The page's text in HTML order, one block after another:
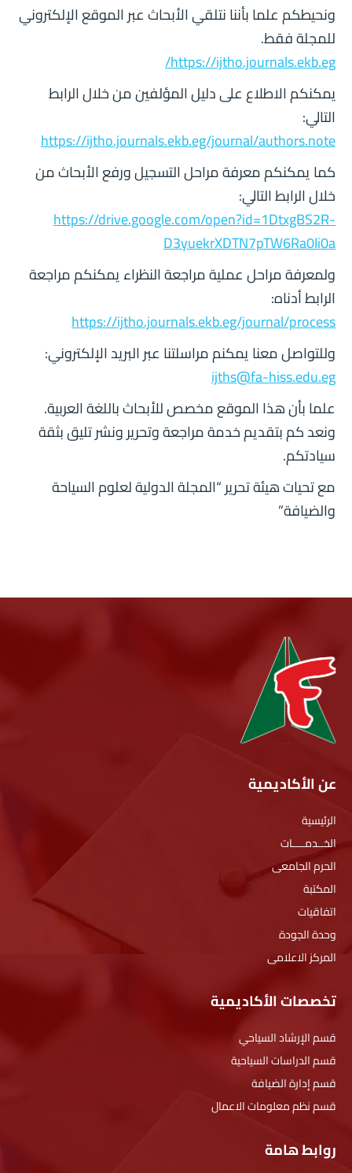
ونحيطكم علما بأننا نتلقي الأبحاث عبر الموقع الإلكتروني
للمجلة فقط.
https://ijtho.journals.ekb.eg/
يمكنكم الاطلاع على دليل المؤلفين من خلال الرابط
التالي:
https://ijtho.journals.ekb.eg/journal/authors.note
كما يمكنكم معرفة مراحل التسجيل ورفع الأبحاث من
خلال الرابط التالي:
https://drive.google.com/open?id=1DtxgBS2R-
D3yuekrXDTN7pTW6Ra0Ii0a
ولمعرفة مراحل عملية مراجعة النظراء يمكنكم مراجعة
الرابط أدناه:
https://ijtho.journals.ekb.eg/journal/process
وللتواصل معنا يمكنم مراسلتنا عبر البريد الإلكتروني:
ijths@fa-hiss.edu.eg
علما بأن هذا الموقع مخصص للأبحاث باللغة العربية.
ونعد كم بتقديم خدمة مراجعة وتحرير ونشر تليق بثقة
سيادتكم.
مع تحيات هيئة تحرير “المجلة الدولية لعلوم السياحة
والضيافة”
عن الأكاديمية
الرئيسية
الخــدمــــات
الحرم الجامعى
المكتبة
اتفاقيات
وحدة الجودة
المركز الاعلامى
تخصصات الأكاديمية
قسم الإرشاد السياحي
قسم الدراسات السياحية
قسم إدارة الضيافة
قسم نظم معلومات الاعمال
روابط هامة